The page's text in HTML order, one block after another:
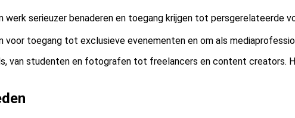
serieuzer benaderen en toegang krijgen tot persgerelateerde
voor toegang tot exclusieve evenementen en om als
van studenten en fotografen tot freelancers en content creators.